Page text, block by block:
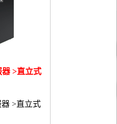
器 >直立式
>直立式